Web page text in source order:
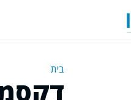
בית